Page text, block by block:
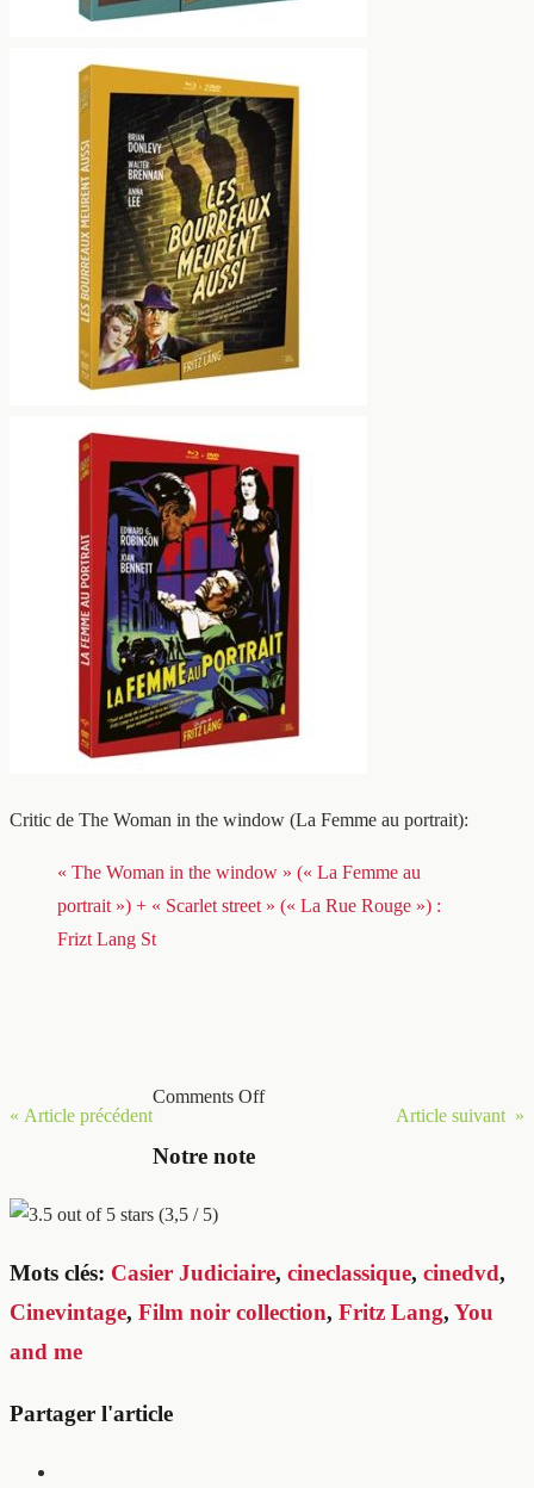
Critic de The Woman in the window (La Femme au portrait):
« The Woman in the window » (« La Femme au
portrait ») + « Scarlet street » (« La Rue Rouge ») :
Frizt Lang St
« Article précédent Article suivant »
Comments Off
Notre note
(3,5 / 5)
Mots clés: Casier Judiciaire, cineclassique, cinedvd,
Cinevintage, Film noir collection, Fritz Lang, You
and me
Partager l'article